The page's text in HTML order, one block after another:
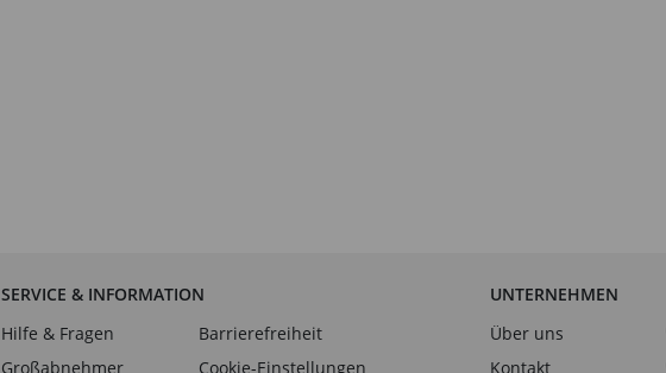
SERVICE & INFORMATION
Hilfe & Fragen
Großabnehmer
Barrierefreiheit
Cookie-Einstellungen
UNTERNEHMEN
Über uns
Kontakt